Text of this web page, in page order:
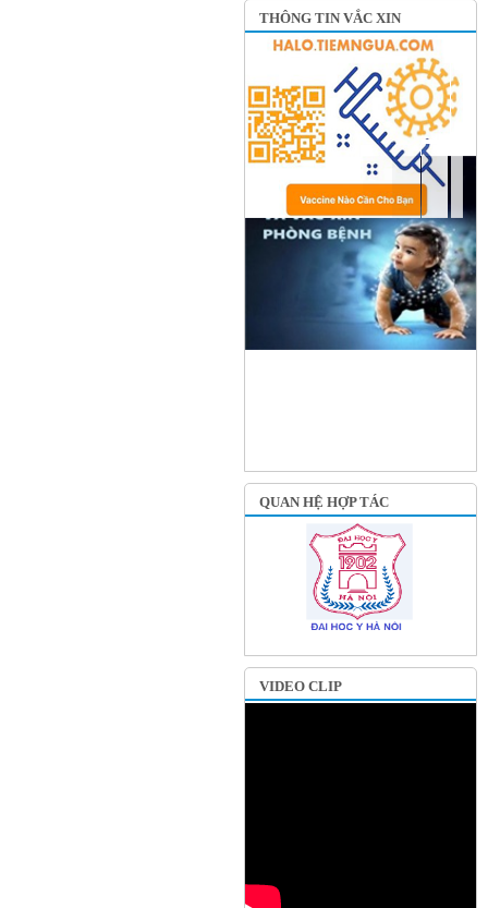
THÔNG TIN VẮC XIN
QUAN HỆ HỢP TÁC
VIDEO CLIP